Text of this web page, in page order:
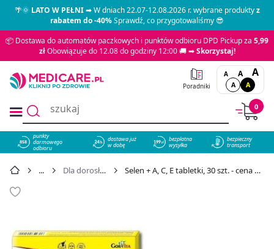
🌴🌞LATO W PEŁNI➡ W dniach 22.07-12.08.2026 r. wybrane produktyz
rabatem do -40%Sprawdź, co przygotowaliśmy 😎
📦 Dostawa do automatów paczkowych i punktów odbioru DPD Pickup za 5,99
złObowiązuje do 12.08 do godziny 12:00 🚚 ➡Skorzystaj!
Poradniki
A A A
A A
0
858
punkty
darmowego
odbioru
dostawa już
w dobę
bezpłatna
wysyłka
bezpieczny
transport
Dla dorosłych Selen + A, C, E tabletki, 30 szt. - cena 19,29 zł